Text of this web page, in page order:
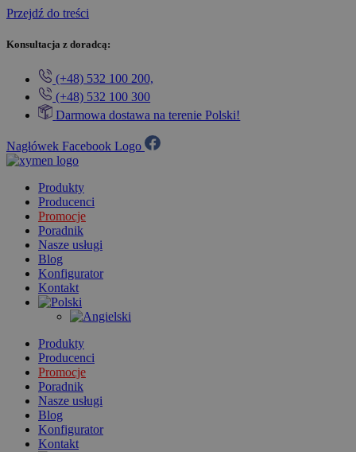
Przejdź do treści
Konsultacja z doradcą:
(+48) 532 100 200,
(+48) 532 100 300
Darmowa dostawa na terenie Polski!
Nagłówek Facebook Logo
Produkty
Producenci
Promocje
Poradnik
Nasze usługi
Blog
Konfigurator
Kontakt
Produkty
Producenci
Promocje
Poradnik
Nasze usługi
Blog
Konfigurator
Kontakt